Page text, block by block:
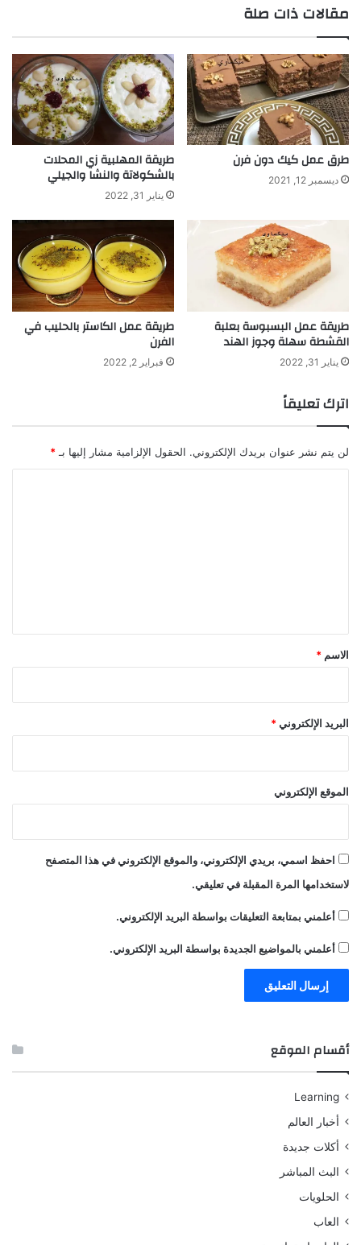
مقالات ذات صلة
طرق عمل كيك دون فرن
ديسمبر 12, 2021
طريقة المهلبية زي المحلات
بالشكولاتة والنشا والجيلي
يناير 31, 2022
طريقة عمل البسبوسة بعلبة
القشطة سهلة وجوز الهند
يناير 31, 2022
طريقة عمل الكاستر بالحليب في
الفرن
فبراير 2, 2022
اترك تعليقاً
لن يتم نشر عنوان بريدك الإلكتروني. الحقول الإلزامية مشار إليها بـ *
*
الاسم *
البريد الإلكتروني *
الموقع الإلكتروني
احفظ اسمي، بريدي الإلكتروني، والموقع الإلكتروني في هذا المتصفح
لاستخدامها المرة المقبلة في تعليقي.
أعلمني بمتابعة التعليقات بواسطة البريد الإلكتروني.
أعلمني بالمواضيع الجديدة بواسطة البريد الإلكتروني.
أقسام الموقع
Learning
أخبار العالم
أكلات جديدة
البث المباشر
الحلويات
العاب